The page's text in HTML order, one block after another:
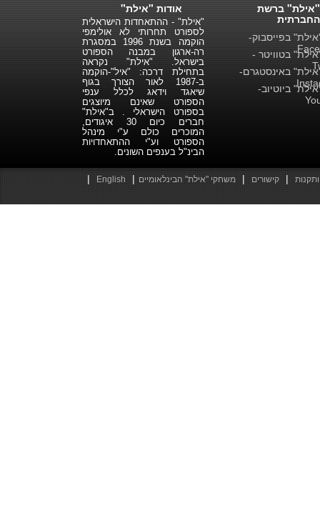
אודות "אילת"
"אילת" - ההתאחדות הישראלית
לספורט תחרותי לא אולימפי
הוקמה בשנת 1996 במסגרת
רה-ארגון במבנה הספורט
בישראל. "אילת" נקראה
בתחילת דרכה: "איל"-הוקמה
ב-1987 לאור הצורך בגוף
שיאגד וידאג לכלל ענפי
הספורט שאינם מיוצגים
בספורט הישראלי . ב"אילת"
חברים כיום 30 איגודים,
המוכרים כולם ע"י מינהל
הספורט וע"י ההתאחדויות
הבינ"ל בענפים השונים.
"אילת" ברשת
החברתית
בפייסבוק-
בטוויטר -
באינסטגרם-
ביוטיוב-
| קישורים | משחקי "אילת" הבינלאומיים |
English
|